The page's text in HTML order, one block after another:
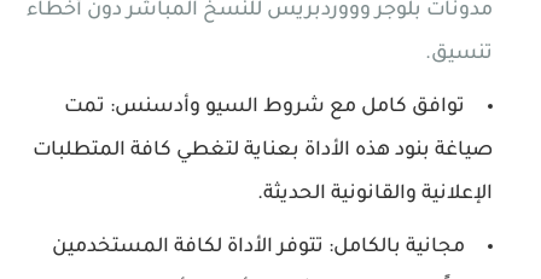
مدونات بلوجر وووردبريس للنسخ المباشر دون أخطاء
تنسيق.
توافق كامل مع شروط السيو وأدسنس: تمت
صياغة بنود هذه الأداة بعناية لتغطي كافة المتطلبات
الإعلانية والقانونية الحديثة.
مجانية بالكامل: تتوفر الأداة لكافة المستخدمين